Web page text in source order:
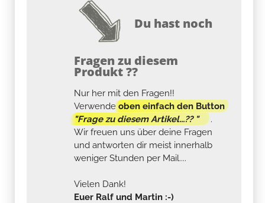
Du hast noch
Fragen zu diesem
Produkt ??
Nur her mit den Fragen!!
Verwendeoben einfach den Button
"Frage zu diesem Artikel...?? "
.
Wir freuen uns über deine Fragen
und antworten dir meist innerhalb
weniger Stunden per Mail....
Vielen Dank!
Euer Ralf und Martin :-)